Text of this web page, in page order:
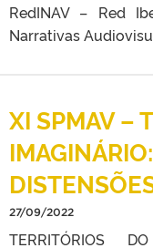
RedINAV – Red
Narrativas
XI SPMAV –
27/09/2022
TERRITÓRIOS